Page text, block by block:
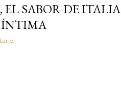
SABOR DE ITALIA
ÍNTIMA